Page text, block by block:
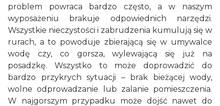
problem powraca bardzo często, a w naszym
wyposażeniu brakuje odpowiednich narzędzi.
Wszystkie nieczystości i zabrudzenia kumulują się w
rurach, a to powoduje zbierającą się w umywalce
wodę czy, co gorsza, wylewającą się już na
posadzkę. Wszystko to może doprowadzić do
bardzo przykrych sytuacji – brak bieżącej wody,
wolne odprowadzanie lub zalanie pomieszczenia.
W najgorszym przypadku może dojść nawet do